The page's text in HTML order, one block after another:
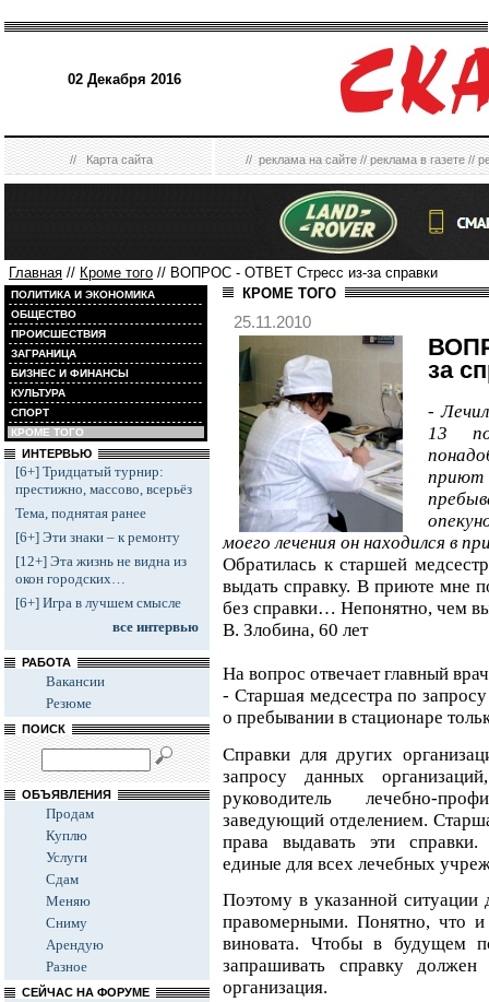
02 Декабря 2016
//Карта сайта //реклама на сайте//реклама в газете//
Главная // Кроме того // ВОПРОС - ОТВЕТ Стресс из-за справки
ПОЛИТИКА И ЭКОНОМИКА
ОБЩЕСТВО
ПРОИСШЕСТВИЯ
ЗАГРАНИЦА
БИЗНЕС И ФИНАНСЫ
КУЛЬТУРА
СПОРТ
КРОМЕ ТОГО
ИНТЕРВЬЮ
[6+] Тридцатый турнир:
престижно, массово, всерьёз
Тема, поднятая ранее
[6+] Эти знаки – к ремонту
[12+] Эта жизнь не видна из
окон городских…
[6+] Игра в лучшем смысле
все интервью
РАБОТА
Вакансии
Резюме
ПОИСК
ОБЪЯВЛЕНИЯ
Продам
Куплю
Услуги
Сдам
Меняю
Сниму
Арендую
Разное
СЕЙЧАС НА ФОРУМЕ
КРОМЕ ТОГО
25.11.2010
за
-
13
моего лечения он находился в
Обратилась к старшей
выдать справку. В приюте мне
без справки… Непонятно, чем
В. Злобина, 60 лет
На вопрос отвечает главный
- Старшая медсестра по
о пребывании в стационаре
Справки для других
запросу данных
руководитель лечебно-
заведующий отделением.
права выдавать эти
единые для всех лечебных
Поэтому в указанной
правомерными. Понятно, что
виновата. Чтобы в будущем
запрашивать справку
организация.